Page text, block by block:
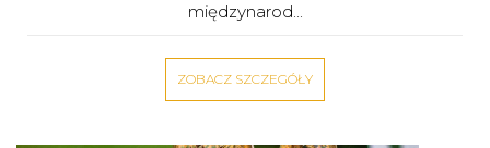
międzynarod...
ZOBACZ SZCZEGÓŁY